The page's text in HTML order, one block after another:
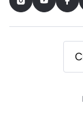
Fermé
BONVOISIN
InstagramYoutube